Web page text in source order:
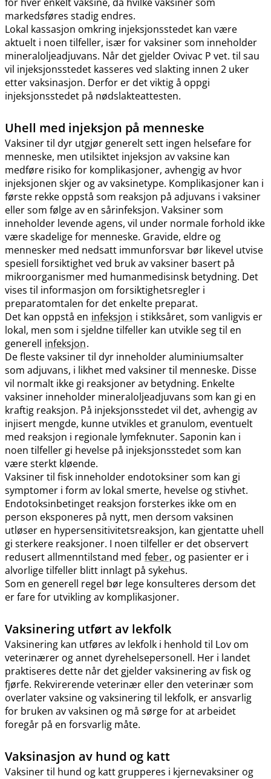
markedsføres stadig endres.
Lokal kassasjon omkring injeksjonsstedet kan være
aktuelt i noen tilfeller, især for vaksiner som inneholder
mineraloljeadjuvans. Når det gjelder Ovivac P vet. til sau
vil injeksjonsstedet kasseres ved slakting innen 2 uker
etter vaksinasjon. Derfor er det viktig å oppgi
injeksjonsstedet på nødslakteattesten.
Uhell med injeksjon på menneske
Vaksiner til dyr utgjør generelt sett ingen helsefare for
menneske, men utilsiktet injeksjon av vaksine kan
medføre risiko for komplikasjoner, avhengig av hvor
injeksjonen skjer og av vaksinetype. Komplikasjoner kan i
første rekke oppstå som reaksjon på adjuvans i vaksiner
eller som følge av en sårinfeksjon. Vaksiner som
inneholder levende agens, vil under normale forhold ikke
være skadelige for menneske. Gravide, eldre og
mennesker med nedsatt immunforsvar bør likevel utvise
spesiell forsiktighet ved bruk av vaksiner basert på
mikroorganismer med humanmedisinsk betydning. Det
vises til informasjon om forsiktighetsregler i
preparatomtalen for det enkelte preparat.
Det kan oppstå en infeksjon i stikksåret, som vanligvis er
lokal, men som i sjeldne tilfeller kan utvikle seg til en
generell infeksjon.
De fleste vaksiner til dyr inneholder aluminiumsalter
som adjuvans, i likhet med vaksiner til menneske. Disse
vil normalt ikke gi reaksjoner av betydning. Enkelte
vaksiner inneholder mineraloljeadjuvans som kan gi en
kraftig reaksjon. På injeksjonsstedet vil det, avhengig av
injisert mengde, kunne utvikles et granulom, eventuelt
med reaksjon i regionale lymfeknuter. Saponin kan i
noen tilfeller gi hevelse på injeksjonsstedet som kan
være sterkt kløende.
Vaksiner til fisk inneholder endotoksiner som kan gi
symptomer i form av lokal smerte, hevelse og stivhet.
Endotoksinbetinget reaksjon forsterkes ikke om en
person eksponeres på nytt, men dersom vaksinen
utløser en hypersensitivitetsreaksjon, kan gjentatte uhell
gi sterkere reaksjoner. I noen tilfeller er det observert
redusert allmenntilstand med feber, og pasienter er i
alvorlige tilfeller blitt innlagt på sykehus.
Som en generell regel bør lege konsulteres dersom det
er fare for utvikling av komplikasjoner.
Vaksinering utført av lekfolk
Vaksinering kan utføres av lekfolk i henhold til Lov om
veterinærer og annet dyrehelsepersonell. Her i landet
praktiseres dette når det gjelder vaksinering av fisk og
fjørfe. Rekvirerende veterinær eller den veterinær som
overlater vaksine og vaksinering til lekfolk, er ansvarlig
for bruken av vaksinen og må sørge for at arbeidet
foregår på en forsvarlig måte.
Vaksinasjon av hund og katt
Vaksiner til hund og katt grupperes i kjernevaksiner og